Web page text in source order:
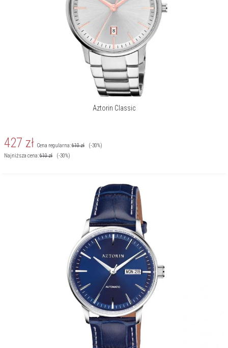
klasy. Jej istotnym atutem jest jakość.
Aztorin Classic
427 zł Cena regularna:610zł
(-30%)
Najniższa cena:610zł (-30%)